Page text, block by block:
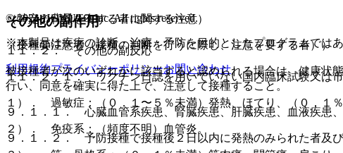
（特定の背景を有する者に関する注意）
（接種要注意者（接種の判断を行うに際し、注意を要する者））
被接種者が次のいずれかに該当すると認められる場合は、健康状
行い、同意を確実に得た上で、注意して接種すること。
９．１．１． 心臓血管系疾患、腎臓疾患、肝臓疾患、血液疾患
９．１．２． 予防接種で接種後２日以内に発熱のみられた者及
その他の副作用
１１．２． その他の副反応
１１．２．１． ワクチン日誌を用いていない国内臨床試験又は
１）． 過敏症：（０．１〜５％未満）発熱、ほてり、（０．１
２）． 免疫系：（頻度不明）血管炎。
© 2021 HOKUTO Inc. All rights reserved.
※本製品は疾病の診断・治療・予防を目的としたプログラムではあ
利用規約プライバシーポリシーお問い合わせ